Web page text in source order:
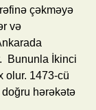
çəkməyə
və
Bununla İkinci
olur. 1473-cü
hərəkətə